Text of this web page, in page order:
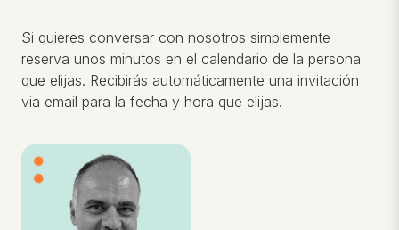
Si quieres conversar con nosotros simplemente
reserva unos minutos en el calendario de la persona
que elijas. Recibirás automáticamente una invitación
via email para la fecha y hora que elijas.